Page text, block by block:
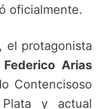
oficialmente.
el protagonista
Federico Arias
Contencisoso
y actual